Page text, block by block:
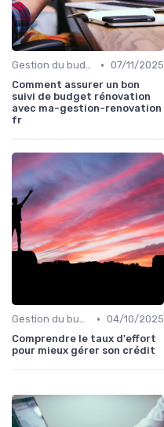
Gestion du budget • 07/11/2025
Comment assurer un bon
suivi de budget rénovation
avec ma-gestion-renovation
fr
Gestion du budget • 04/10/2025
Comprendre le taux d'effort
pour mieux gérer son crédit